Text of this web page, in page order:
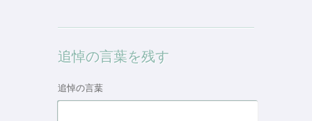
追悼の言葉を残す
追悼の言葉